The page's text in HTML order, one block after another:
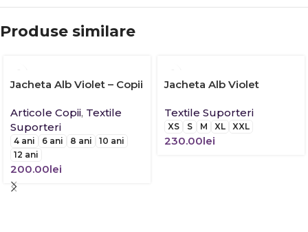
Produse similare
Jacheta Alb Violet – Copii
Articole Copii, Textile
Suporteri
4 ani 6 ani 8 ani
10 ani
12 ani
200.00lei
Jacheta Alb Violet
Textile Suporteri
XS S M XL XXL
230.00lei